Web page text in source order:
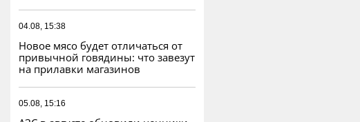
04.08, 15:38
Новое мясо будет отличаться от
привычной говядины: что завезут
на прилавки магазинов
05.08, 15:16